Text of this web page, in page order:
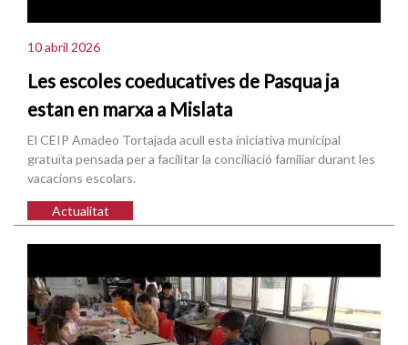
10 abril 2026
Les escoles coeducatives de Pasqua ja
estan en marxa a Mislata
El CEIP Amadeo Tortajada acull esta iniciativa municipal
gratuïta pensada per a facilitar la conciliació familiar durant les
vacacions escolars.
Actualitat